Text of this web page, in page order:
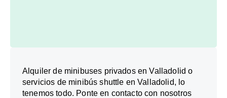
Alquiler de minibuses privados en Valladolid o
servicios de minibús shuttle en Valladolid, lo
tenemos todo. Ponte en contacto con nosotros